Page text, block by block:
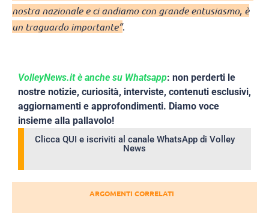
nostra nazionale e ci andiamo con grande entusiasmo, è
un traguardo importante”.
VolleyNews.it è anche su Whatsapp: non perderti le
nostre notizie, curiosità, interviste, contenuti esclusivi,
aggiornamenti e approfondimenti. Diamo voce
insieme alla pallavolo!
Clicca QUI e iscriviti al canale WhatsApp di Volley
News
ARGOMENTI CORRELATI